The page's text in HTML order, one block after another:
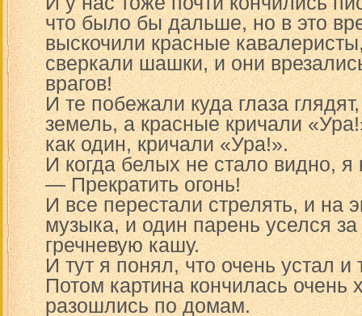
что было бы дальше, но в это
выскочили красные
сверкали шашки, и они
врагов!
И те побежали куда глаза
земель, а красные кричали
как один, кричали «Ура!».
И когда белых не стало видно, я
— Прекратить огонь!
И все перестали стрелять, и на
музыка, и один парень уселся за
гречневую кашу.
И тут я понял, что очень устал и
Потом картина кончилась
разошлись по домам.